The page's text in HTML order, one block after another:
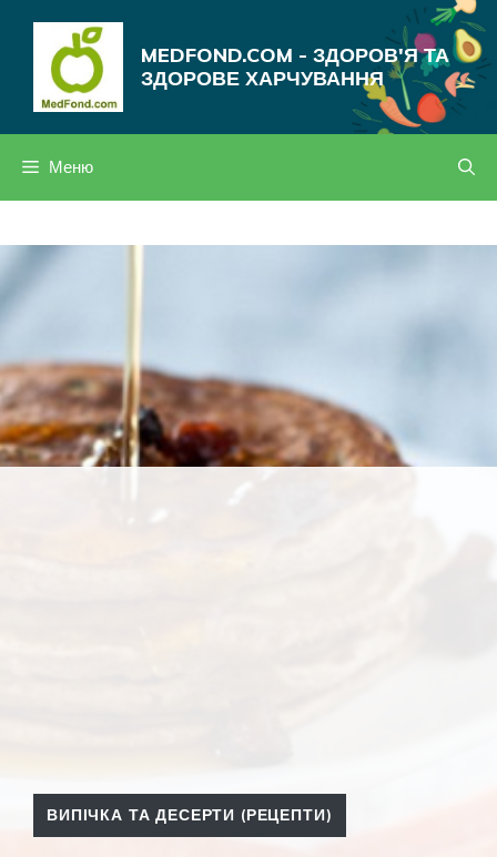
MEDFOND.COM - ЗДОРОВ'Я ТА
ЗДОРОВЕ ХАРЧУВАННЯ
Меню
ВИПІЧКА ТА ДЕСЕРТИ (РЕЦЕПТИ)